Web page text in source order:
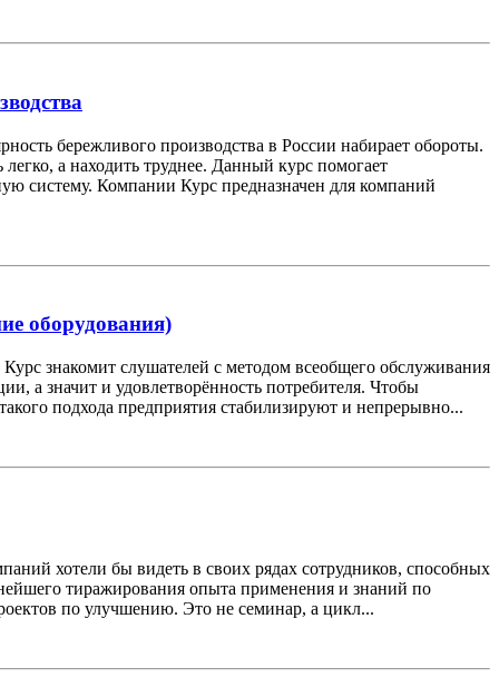
бережливого производства в России набирает обороты.
а находить труднее. Данный курс помогает
систему. Компании Курс предназначен для компаний
оборудования)
знакомит слушателей с методом всеобщего обслуживания
а значит и удовлетворённость потребителя. Чтобы
подхода предприятия стабилизируют и непрерывно...
хотели бы видеть в своих рядах сотрудников, способных
тиражирования опыта применения и знаний по
по улучшению. Это не семинар, а цикл...